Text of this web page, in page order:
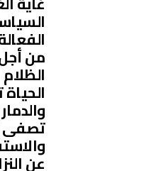
من
تصفى
عن